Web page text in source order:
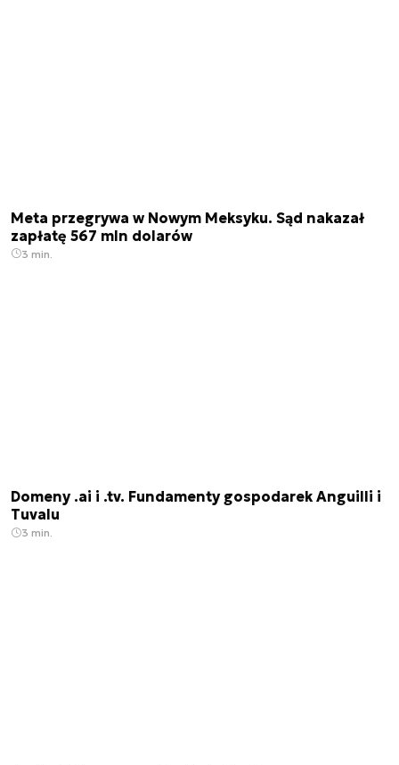
Meta przegrywa w Nowym Meksyku. Sąd nakazał
zapłatę 567 mln dolarów
3 min.
Domeny .ai i .tv. Fundamenty gospodarek Anguilli i
Tuvalu
3 min.